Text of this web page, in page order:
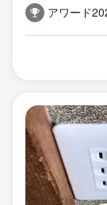
アワード